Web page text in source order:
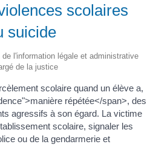
scolaires
suicide
l'information légale et administrative
de la justice
scolaire quand un élève a,
répétée</span>, des
agressifs à son égard. La victime
scolaire, signaler les
ou de la gendarmerie et